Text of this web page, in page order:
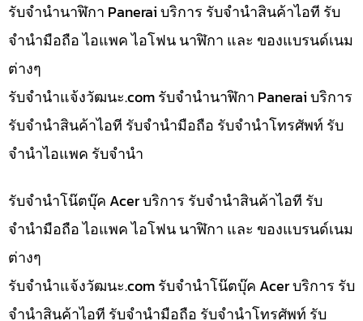
รับจำนำนาฬิกา Panerai บริการ รับจำนำสินค้าไอที รับ
จำนำมือถือ ไอแพค ไอโฟน นาฬิกา และ ของแบรนด์เนม
ต่างๆ
รับจํานําแจ้งวัฒนะ.com รับจำนำนาฬิกา Panerai บริการ
รับจำนำสินค้าไอที รับจำนำมือถือ รับจำนำโทรศัพท์ รับ
จำนำไอแพค รับจำนำ
รับจำนำโน๊ตบุ๊ค Acer บริการ รับจำนำสินค้าไอที รับ
จำนำมือถือ ไอแพค ไอโฟน นาฬิกา และ ของแบรนด์เนม
ต่างๆ
รับจํานําแจ้งวัฒนะ.com รับจำนำโน๊ตบุ๊ค Acer บริการ รับ
จำนำสินค้าไอที รับจำนำมือถือ รับจำนำโทรศัพท์ รับ